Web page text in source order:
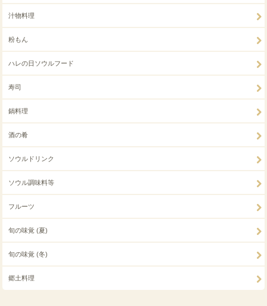
汁物料理
粉もん
ハレの日ソウルフード
寿司
鍋料理
酒の肴
ソウルドリンク
ソウル調味料等
フルーツ
旬の味覚 (夏)
旬の味覚 (冬)
郷土料理